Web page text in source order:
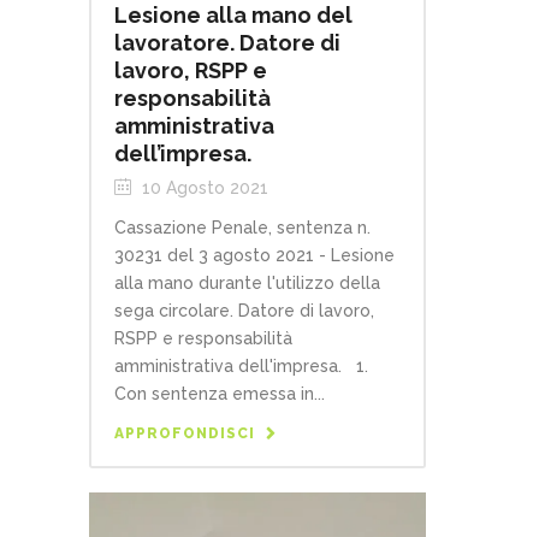
Lesione alla mano del
lavoratore. Datore di
lavoro, RSPP e
responsabilità
amministrativa
dell’impresa.
10 Agosto 2021
Cassazione Penale, sentenza n.
30231 del 3 agosto 2021 - Lesione
alla mano durante l'utilizzo della
sega circolare. Datore di lavoro,
RSPP e responsabilità
amministrativa dell'impresa. 1.
Con sentenza emessa in...
APPROFONDISCI